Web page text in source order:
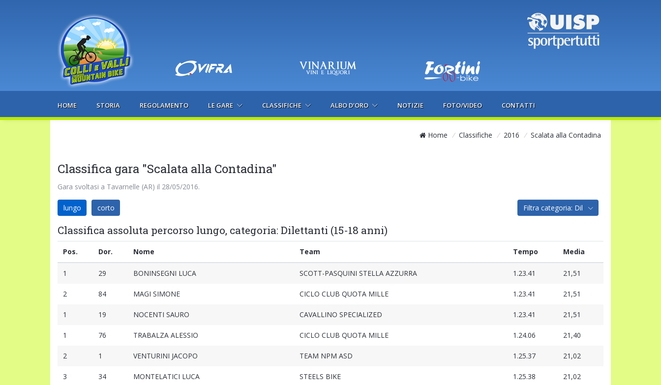
HOME STORIA REGOLAMENTO LE GARE CLASSIFICHE ALBO D'ORO NOTIZIE FOTO/VIDEO CONTATTI
Home / Classifiche / 2016 / Scalata alla Contadina
Classifica gara "Scalata alla Contadina"
Gara svoltasi a Tavarnelle (AR) il 28/05/2016.
lungo corto Filtra categoria: Dil
Classifica assoluta percorso lungo, categoria: Dilettanti (15-18 anni)
Pos. Dor. Nome Team Tempo Media
1 29 BONINSEGNI LUCA SCOTT-PASQUINI STELLA AZZURRA 1.23.41 21,51
2 84 MAGI SIMONE CICLO CLUB QUOTA MILLE 1.23.41 21,51
1 19 NOCENTI SAURO CAVALLINO SPECIALIZED 1.23.41 21,51
1 76 TRABALZA ALESSIO CICLO CLUB QUOTA MILLE 1.24.06 21,40
2 1 VENTURINI JACOPO TEAM NPM ASD 1.25.37 21,02
3 34 MONTELATICI LUCA STEELS BIKE 1.25.38 21,02